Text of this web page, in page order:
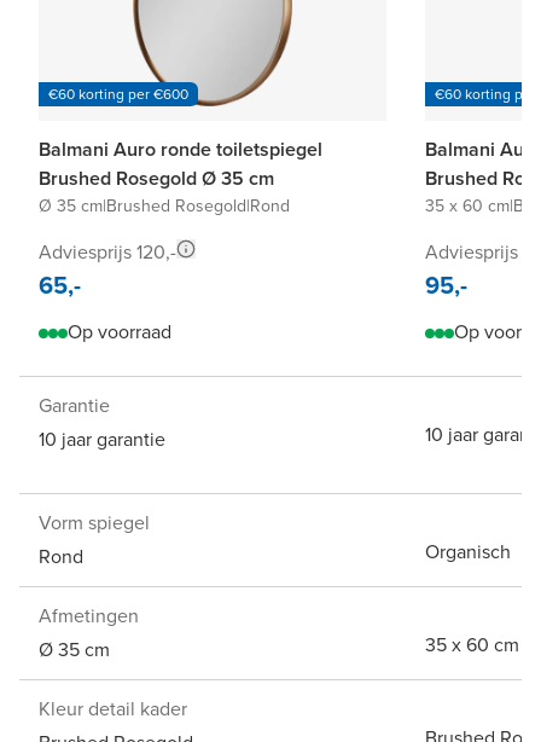
€60 korting per €600
Balmani Auro ronde toiletspiegel
Brushed Rosegold Ø 35 cm
Ø 35 cm|Brushed Rosegold|Rond
Adviesprijs 120,-
65,-
Op voorraad
€60 korting per
Balmani
Brushed
35 x 60 cm|
Adviesprijs
95,-
Op
Garantie
10 jaar garantie
10 jaar
Vorm spiegel
Rond
Organisch
Afmetingen
Ø 35 cm
35 x 60 cm
Kleur detail kader